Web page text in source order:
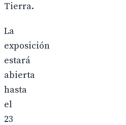
Tierra.
La
exposición
estará
abierta
hasta
el
23